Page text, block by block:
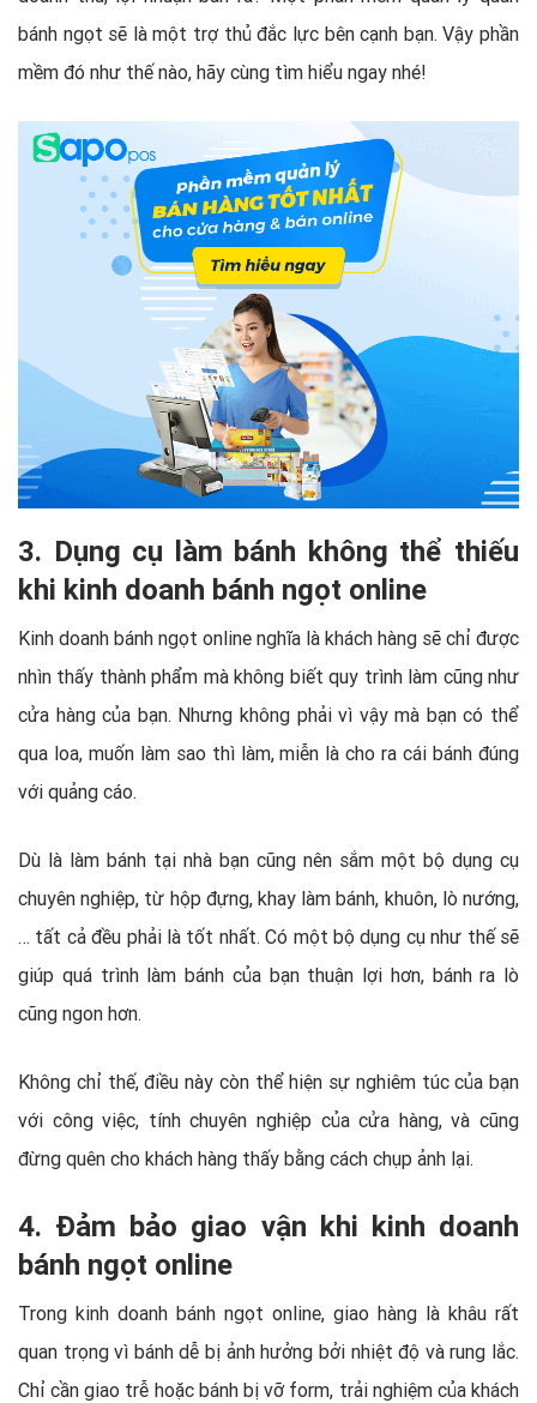
bánh ngọt sẽ là một trợ thủ đắc lực bên cạnh bạn. Vậy phần
mềm đó như thế nào, hãy cùng tìm hiểu ngay nhé!
3. Dụng cụ làm bánh không thể thiếu
khi kinh doanh bánh ngọt online
Kinh doanh bánh ngọt online nghĩa là khách hàng sẽ chỉ được
nhìn thấy thành phẩm mà không biết quy trình làm cũng như
cửa hàng của bạn. Nhưng không phải vì vậy mà bạn có thể
qua loa, muốn làm sao thì làm, miễn là cho ra cái bánh đúng
với quảng cáo.
Dù là làm bánh tại nhà bạn cũng nên sắm một bộ dụng cụ
chuyên nghiệp, từ hộp đựng, khay làm bánh, khuôn, lò nướng,
… tất cả đều phải là tốt nhất. Có một bộ dụng cụ như thế sẽ
giúp quá trình làm bánh của bạn thuận lợi hơn, bánh ra lò
cũng ngon hơn.
Không chỉ thế, điều này còn thể hiện sự nghiêm túc của bạn
với công việc, tính chuyên nghiệp của cửa hàng, và cũng
đừng quên cho khách hàng thấy bằng cách chụp ảnh lại.
4. Đảm bảo giao vận khi kinh doanh
bánh ngọt online
Trong kinh doanh bánh ngọt online, giao hàng là khâu rất
quan trọng vì bánh dễ bị ảnh hưởng bởi nhiệt độ và rung lắc.
Chỉ cần giao trễ hoặc bánh bị vỡ form, trải nghiệm của khách